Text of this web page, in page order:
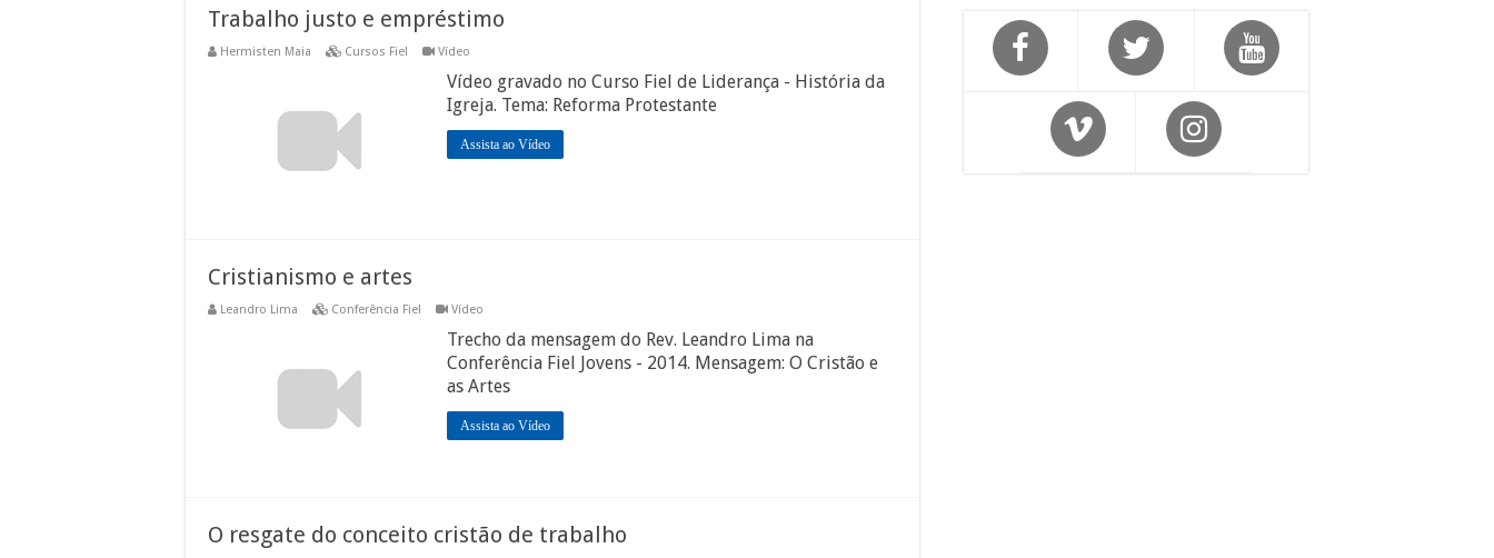
Trabalho justo e empréstimo
Hermisten Maia Cursos Fiel Vídeo
Vídeo gravado no Curso Fiel de Liderança - História da
Igreja. Tema: Reforma Protestante
Assista ao Vídeo
Cristianismo e artes
Leandro Lima Conferência Fiel Vídeo
Trecho da mensagem do Rev. Leandro Lima na
Conferência Fiel Jovens - 2014. Mensagem: O Cristão e
as Artes
Assista ao Vídeo
O resgate do conceito cristão de trabalho